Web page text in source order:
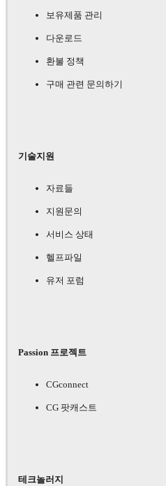
보유제품 관리
다운로드
환불 정책
구매 관련 문의하기
기술지원
자료들
지원문의
서비스 상태
헬프파일
유저 포럼
Passion 프로젝트
CGconnect
CG 팟캐스트
테크놀러지